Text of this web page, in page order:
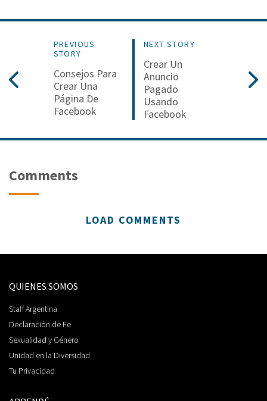
PREVIOUS
STORY
Consejos Para
Crear Una
Página De
Facebook
NEXT STORY
Crear Un
Anuncio
Pagado
Usando
Facebook
Comments
LOAD COMMENTS
QUIENES SOMOS
Staff Argentina
Declaración de Fe
Sexualidad y Género
Unidad en la Diversidad
Tu Privacidad